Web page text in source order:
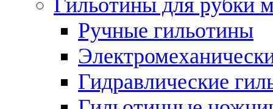
Ручные гильотины
Гидравлические